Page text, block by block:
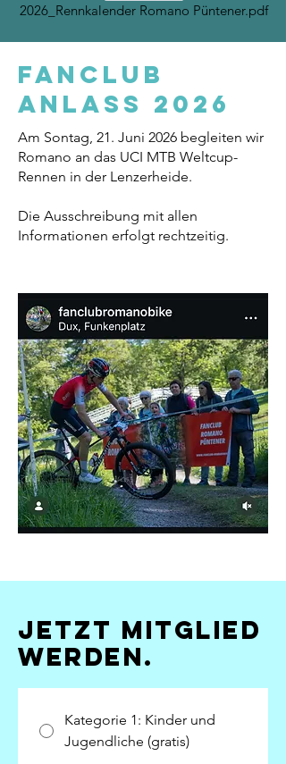
2026_Rennkalender Romano Püntener.pdf
Fanclub
Anlass 2026
Am Sontag, 21. Juni 2026 begleiten wir
Romano an das UCI MTB Weltcup-
Rennen in der Lenzerheide.
Die Ausschreibung mit allen
Informationen erfolgt rechtzeitig.
jetzt Mitglied
werden.
Kategorie 1: Kinder und
Jugendliche (gratis)